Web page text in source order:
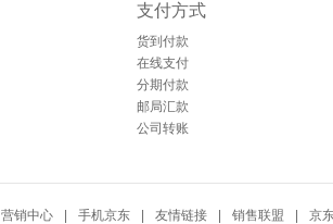
支付方式
货到付款
在线支付
分期付款
邮局汇款
公司转账
营销中心 手机京东 友情链接 销售联盟 京